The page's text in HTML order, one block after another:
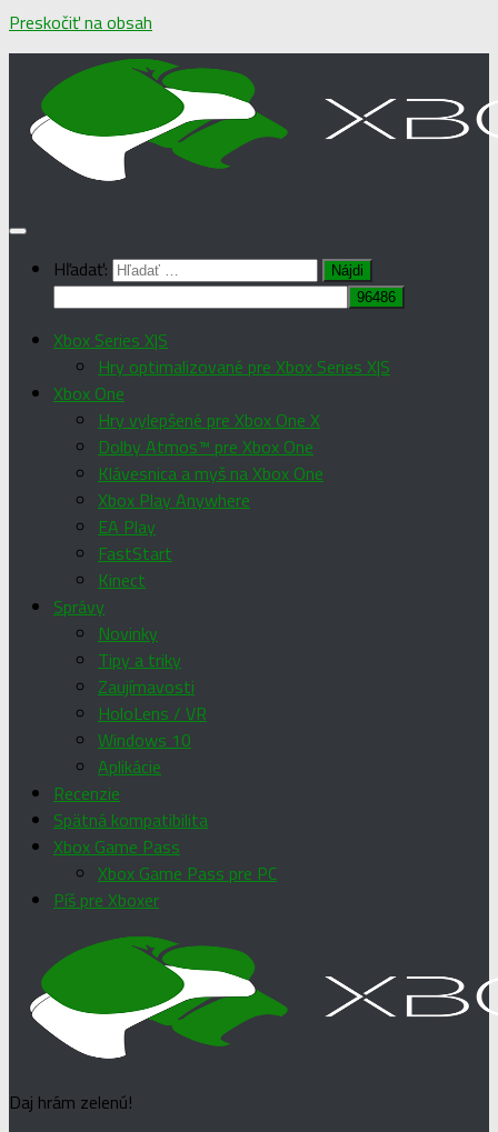
Preskočiť na obsah
Hľadať:
Xbox Series X|S
Hry optimalizované pre Xbox Series X|S
Xbox One
Hry vylepšené pre Xbox One X
Dolby Atmos™ pre Xbox One
Klávesnica a myš na Xbox One
Xbox Play Anywhere
EA Play
FastStart
Kinect
Správy
Novinky
Tipy a triky
Zaujímavosti
HoloLens / VR
Windows 10
Aplikácie
Recenzie
Spätná kompatibilita
Xbox Game Pass
Xbox Game Pass pre PC
Píš pre Xboxer
Daj hrám zelenú!